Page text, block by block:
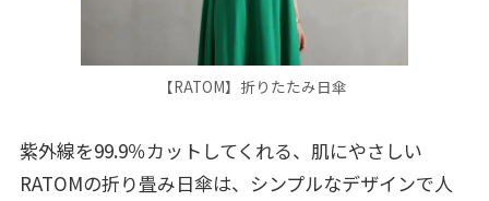
【RATOM】折りたたみ日傘
紫外線を99.9％カットしてくれる、肌にやさしい
RATOMの折り畳み日傘は、シンプルなデザインで人